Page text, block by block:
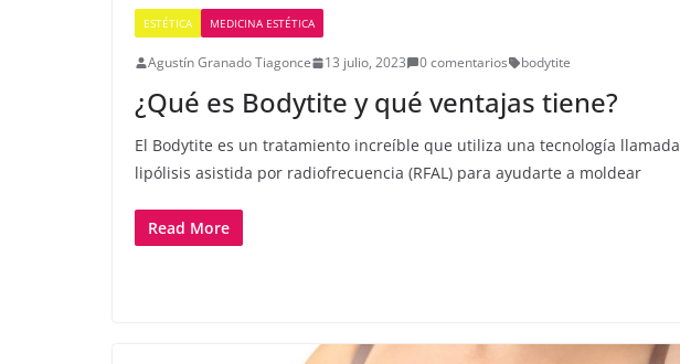
ESTÉTICA MEDICINA ESTÉTICA
Agustín Granado Tiagonce 13 julio, 2023 0 comentarios bodytite
¿Qué es Bodytite y qué ventajas tiene?
El Bodytite es un tratamiento increíble que utiliza una tecnología llamada
lipólisis asistida por radiofrecuencia (RFAL) para ayudarte a moldear
Read More